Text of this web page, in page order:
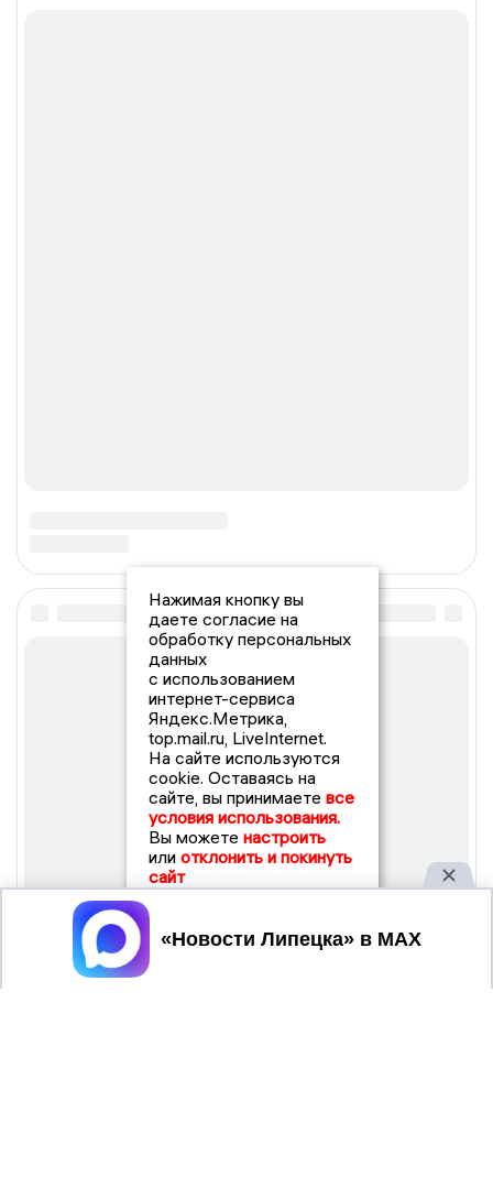
Нажимая кнопку вы
даете согласие на
обработку персональных
данных
с использованием
интернет-сервиса
Яндекс.Метрика,
top.mail.ru, LiveInternet.
На сайте используются
cookie. Оставаясь на
сайте, вы принимаете все
условия использования.
Вы можете настроить
или отклонить и покинуть
сайт
Принять